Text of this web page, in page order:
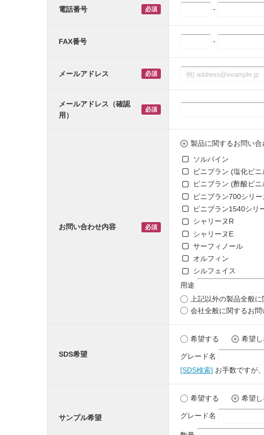
電話番号 -
FAX番号 -
メールアドレス
メールアドレス（確認
用）
お問い合わせ内容
製品に関するお問い合
ソルバイン
ビニブラン (塩化ビ
ビニブラン (酢酸ビ
ビニブラン700シリー
ビニブラン1540シリ
シャリーヌR
シャリーヌE
サーフィノール
オルフィン
シルフェイス
用途
上記以外の製品全般
会社全般に関するお問
SDS希望
希望する 希望
グレード名
[SDS検索] お手数ですが
サンプル希望
希望する 希望
グレード名